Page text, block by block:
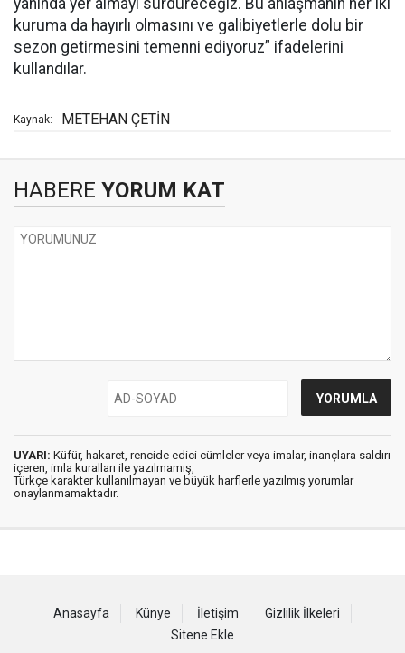
kuruma da hayırlı olmasını ve galibiyetlerle dolu bir
sezon getirmesini temenni ediyoruz” ifadelerini
kullandılar.
Kaynak: METEHAN ÇETİN
HABERE YORUM KAT
UYARI: Küfür, hakaret, rencide edici cümleler veya imalar, inançlara saldırı
içeren, imla kuralları ile yazılmamış,
Türkçe karakter kullanılmayan ve büyük harflerle yazılmış yorumlar
onaylanmamaktadır.
Anasayfa Künye İletişim
Gizlilik İlkeleri
Sitene Ekle